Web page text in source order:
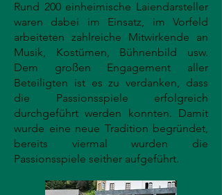
Rund 200 einheimische Laiendarsteller
waren dabei im Einsatz, im Vorfeld
arbeiteten zahlreiche Mitwirkende an
Musik, Kostümen, Bühnenbild usw.
Dem großen Engagement aller
Beteiligten ist es zu verdanken, dass
die Passionsspiele erfolgreich
durchgeführt werden konnten. Damit
wurde eine neue Tradition begründet,
bereits viermal wurden die
Passionsspiele seither aufgeführt.